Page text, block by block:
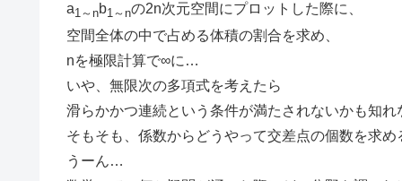
a1～nb1～nの2n次元空間にプロットした際に、
空間全体の中で占める体積の割合を求め、
nを極限計算で∞に…
いや、無限次の多項式を考えたら
滑らかかつ連続という条件が満たされないかも知れ
そもそも、係数からどうやって交差点の個数を求め
うーん…